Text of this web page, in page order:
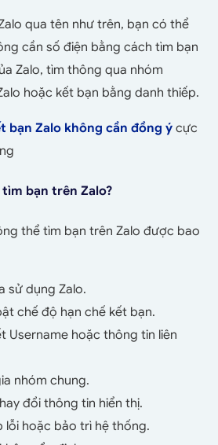
qua tên như trên, bạn có thể
cần số điện bằng cách tìm bạn
Zalo, tìm thông qua nhóm
hoặc kết bạn bằng danh thiếp.
bạn Zalo không cần đồng ý cực
bạn trên Zalo?
thể tìm bạn trên Zalo được bao
sử dụng Zalo.
chế độ hạn chế kết bạn.
Username hoặc thông tin liên
nhóm chung.
đổi thông tin hiển thị.
lỗi hoặc bảo trì hệ thống.